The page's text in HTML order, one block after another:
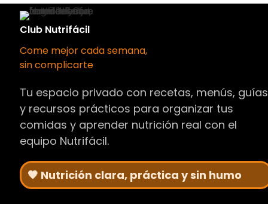
Club Nutrifácil
Come mejor cada semana,
sin complicarte
Tu espacio privado con recetas, menús, guías
y recursos prácticos para organizar tus
comidas y aprender nutrición real con el
equipo Nutrifácil.
🧡 Nutrición clara, práctica y sin humo